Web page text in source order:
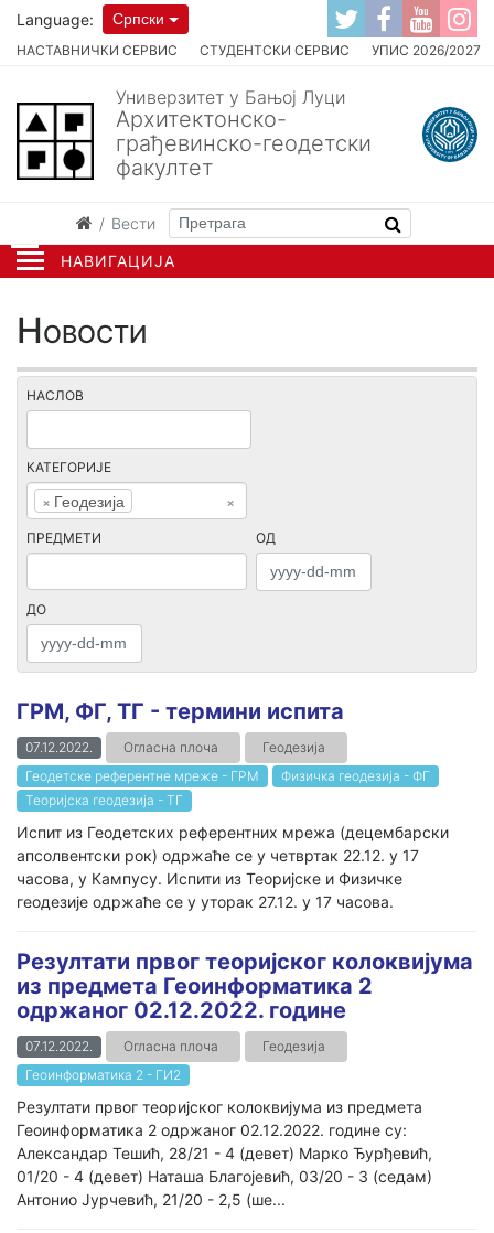
НАВИГАЦИЈА
НАСТАВНИЧКИ СЕРВИС СТУДЕНТСКИ СЕРВИС УПИС 2026/2027
Language: Српски
Универзитет у Бањој Луци
Архитектонско-
грађевинско-геодетски
факултет
Вести
Новости
НАСЛОВ
КАТЕГОРИЈЕ
×
× Геодезија
ПРЕДМЕТИ ОД
ДО
ГРМ, ФГ, ТГ - термини испита
07.12.2022. Огласна плоча
Геодезија
Геодетске референтне мреже - ГРМ
Физичка геодезија - ФГ
Теоријска геодезија - ТГ
Испит из Геодетских референтних мрежа (децембарски
апсолвентски рок) одржаће се у четвртак 22.12. у 17
часова, у Кампусу. Испити из Теоријске и Физичке
геодезије одржаће се у уторак 27.12. у 17 часова.
Резултати првог теоријског колоквијума
из предмета Геоинформатика 2
одржаног 02.12.2022. године
07.12.2022. Огласна плоча
Геодезија
Геоинформатика 2 - ГИ2
Резултати првог теоријског колоквијума из предмета
Геоинформатика 2 одржаног 02.12.2022. године су:
Александар Тешић, 28/21 - 4 (девет) Марко Ђурђевић,
01/20 - 4 (девет) Наташа Благојевић, 03/20 - 3 (седам)
Антонио Јурчевић, 21/20 - 2,5 (ше...